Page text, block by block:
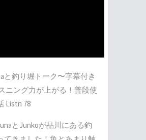
と釣り堀トーク〜字幕付き
ニング力が上がる！普段使
Listn 78
とJunkoが品川にある釣